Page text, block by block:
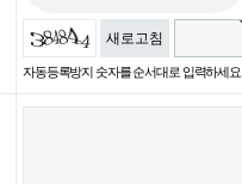
새로고침
자동등록방지 숫자를 순서대로 입력하세요.